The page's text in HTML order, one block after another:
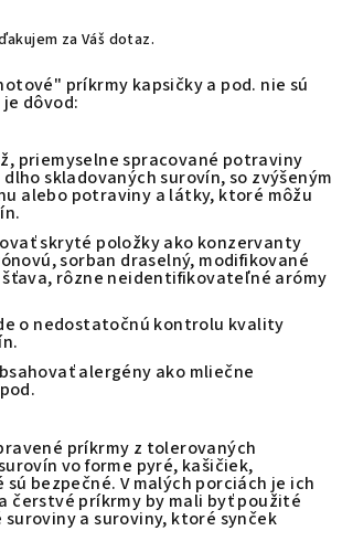
za Váš dotaz.
príkrmy kapsičky a pod. nie sú
dôvod:
priemyselne spracované potraviny
skladovaných surovín, so zvýšeným
alebo potraviny a látky, ktoré môžu
skryté položky ako konzervanty
sorban draselný, modifikované
rôzne neidentifikovateľné arómy
o nedostatočnú kontrolu kvality
alergény ako mliečne
príkrmy z tolerovaných
vo forme pyré, kašičiek,
bezpečné. V malých porciách je ich
čerstvé príkrmy by mali byť použité
a suroviny, ktoré synček